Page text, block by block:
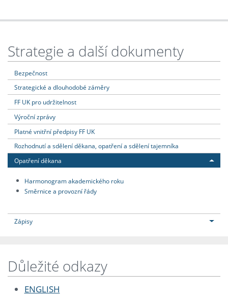
Strategie a další dokumenty
Bezpečnost
Strategické a dlouhodobé záměry
FF UK pro udržitelnost
Výroční zprávy
Platné vnitřní předpisy FF UK
Rozhodnutí a sdělení děkana, opatření a sdělení tajemníka
Opatření děkana
Harmonogram akademického roku
Směrnice a provozní řády
Zápisy
Důležité odkazy
ENGLISH